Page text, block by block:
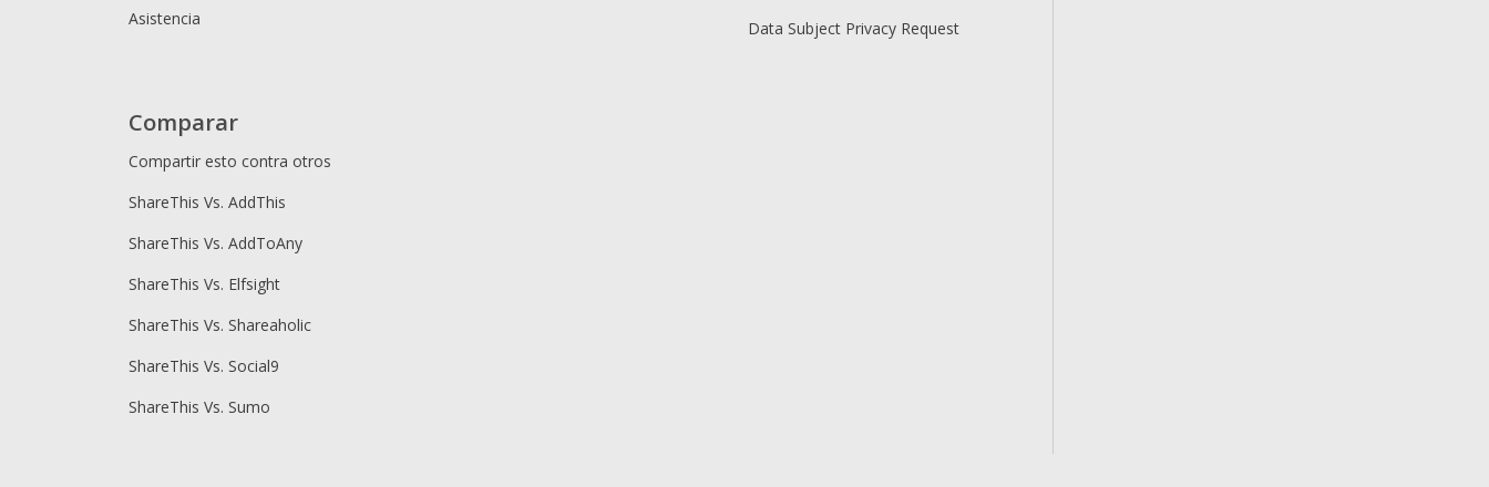
Asistencia
Data Subject Privacy Request
Comparar
Compartir esto contra otros
ShareThis Vs. AddThis
ShareThis Vs. AddToAny
ShareThis Vs. Elfsight
ShareThis Vs. Shareaholic
ShareThis Vs. Social9
ShareThis Vs. Sumo